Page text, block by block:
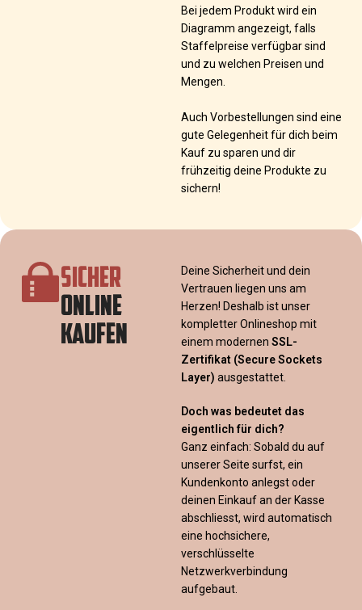
Bei jedem Produkt wird ein
Diagramm angezeigt, falls
Staffelpreise verfügbar sind
und zu welchen Preisen und
Mengen.
Auch Vorbestellungen sind eine
gute Gelegenheit für dich beim
Kauf zu sparen und dir
frühzeitig deine Produkte zu
sichern!
SICHER
ONLINE
KAUFEN
Deine Sicherheit und dein
Vertrauen liegen uns am
Herzen! Deshalb ist unser
kompletter Onlineshop mit
einem modernen SSL-
Zertifikat (Secure Sockets
Layer) ausgestattet.
Doch was bedeutet das
eigentlich für dich?
Ganz einfach: Sobald du auf
unserer Seite surfst, ein
Kundenkonto anlegst oder
deinen Einkauf an der Kasse
abschliesst, wird automatisch
eine hochsichere,
verschlüsselte
Netzwerkverbindung
aufgebaut.